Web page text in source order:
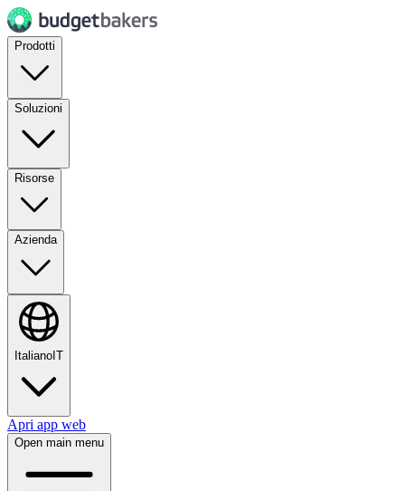
Prodotti
Soluzioni
Risorse
Azienda
Italiano IT
Apri app web
Open main menu